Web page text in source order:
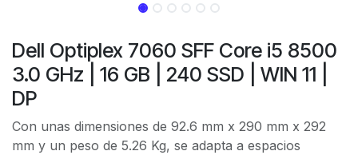
Dell Optiplex 7060 SFF Core i5 8500
3.0 GHz | 16 GB | 240 SSD | WIN 11 |
DP
Con unas dimensiones de 92.6 mm x 290 mm x 292
mm y un peso de 5.26 Kg, se adapta a espacios